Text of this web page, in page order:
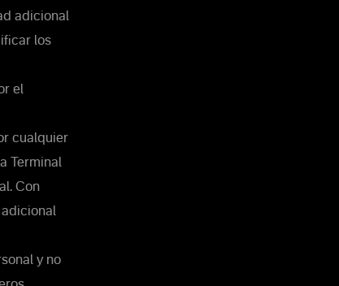
adicional
los
el
cualquier
Terminal
Con
y no